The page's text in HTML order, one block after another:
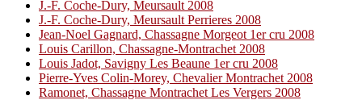
J.-F. Coche-Dury, Meursault 2008
J.-F. Coche-Dury, Meursault Perrieres 2008
Jean-Noel Gagnard, Chassagne Morgeot 1er cru 2008
Louis Carillon, Chassagne-Montrachet 2008
Louis Jadot, Savigny Les Beaune 1er cru 2008
Pierre-Yves Colin-Morey, Chevalier Montrachet 2008
Ramonet, Chassagne Montrachet Les Vergers 2008